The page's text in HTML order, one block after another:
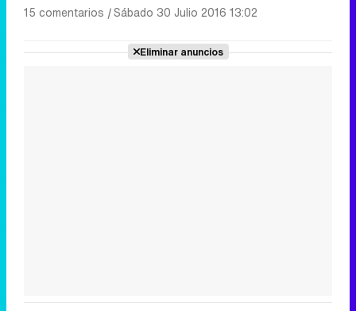
15 comentarios |Sábado 30 Julio 2016 13:02
Eliminar anuncios